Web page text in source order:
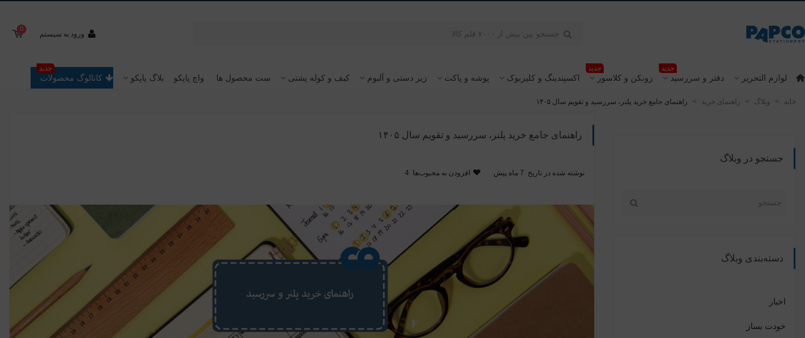
ورود به سیستم
0
لوازم التحریر دفتر و سررسید
جدید
زونکن و کلاسور
جدید
اکسپندینگ و کلیربوک پوشه و پاکت زیر دستی و آلبوم کیف و کوله پشتی ست محصول ها واچ پاپکو بلاگ پاپکو کاتالوگ محصولات
جدید
خانه > وبلاگ > راهنمای خرید > راهنمای جامع خرید پلنر، سررسید و تقویم سال ۱۴۰۵
جستجو در وبلاگ
دسته‌بندی وبلاگ
اخبار
خودت بساز
راهنمای جامع خرید پلنر، سررسید و تقویم سال ۱۴۰۵
نوشته شده در تاریخ 7 ماه پیش افزودن به محبوب‌ها 4